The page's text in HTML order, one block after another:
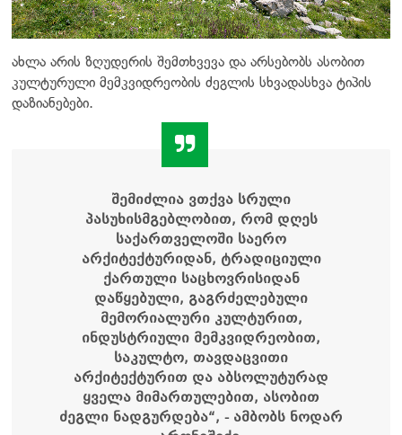
ახლა არის ზღუდერის შემთხვევა და არსებობს ასობით
კულტურული მემკვიდრეობის ძეგლის სხვადასხვა ტიპის
დაზიანებები.
შემიძლია ვთქვა სრული
პასუხისმგებლობით, რომ დღეს
საქართველოში საერო
არქიტექტურიდან, ტრადიციული
ქართული საცხოვრისიდან
დაწყებული, გაგრძელებული
მემორიალური კულტურით,
ინდუსტრიული მემკვიდრეობით,
საკულტო, თავდაცვითი
არქიტექტურით და აბსოლუტურად
ყველა მიმართულებით, ასობით
ძეგლი ნადგურდება“, - ამბობს ნოდარ